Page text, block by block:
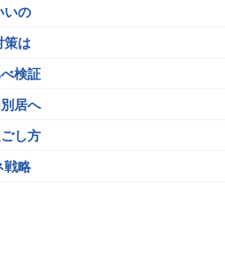
いの
策は
検証
居へ
し方
戦略